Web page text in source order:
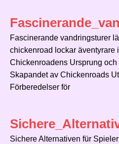
Fascinerande vandringsturer
chickenroad lockar äventyrare
Chickenroadens Ursprung
Skapandet av Chickenroads
Förberedelser för
Sichere Alternativen für